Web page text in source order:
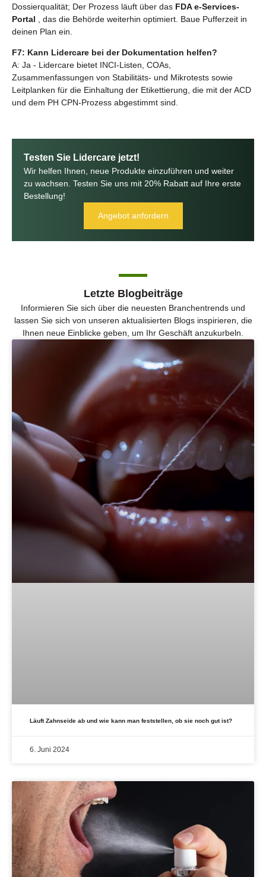
Dossierqualität; Der Prozess läuft über das FDA e-Services-
Portal , das die Behörde weiterhin optimiert. Baue Pufferzeit in
deinen Plan ein.
F7: Kann Lidercare bei der Dokumentation helfen?
A: Ja - Lidercare bietet INCI-Listen, COAs,
Zusammenfassungen von Stabilitäts- und Mikrotests sowie
Leitplanken für die Einhaltung der Etikettierung, die mit der ACD
und dem PH CPN-Prozess abgestimmt sind.
Testen Sie Lidercare jetzt!
Wir helfen Ihnen, neue Produkte einzuführen und weiter
zu wachsen. Testen Sie uns mit 20% Rabatt auf Ihre erste
Bestellung!
Angebot anfordern
Letzte Blogbeiträge
Informieren Sie sich über die neuesten Branchentrends und
lassen Sie sich von unseren aktualisierten Blogs inspirieren, die
Ihnen neue Einblicke geben, um Ihr Geschäft anzukurbeln.
Läuft Zahnseide ab und wie kann man feststellen, ob sie noch gut ist?
6. Juni 2024